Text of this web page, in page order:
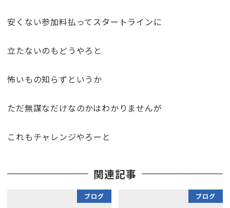
安くない参加料払ってスタートラインに
立たないのもどうやろと
怖いもの知らずというか
ただ無謀なだけなのかはわかりませんが
これもチャレンジやろーと
関連記事
ブログ ブログ